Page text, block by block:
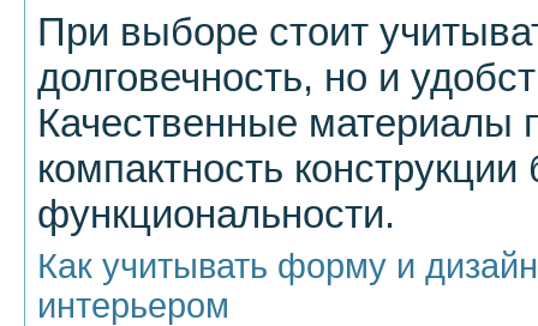
При выборе стоит
долговечность, но и
Качественные материалы
компактность конструкции
функциональности.
Как учитывать форму и
интерьером